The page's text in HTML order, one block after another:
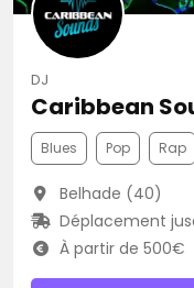
DJ
Caribbean
Blues Pop Rap
Belhade (40)
Déplacement
À partir de 500€